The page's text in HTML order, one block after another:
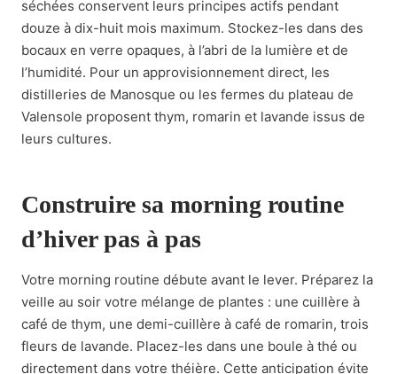
séchées conservent leurs principes actifs pendant
douze à dix-huit mois maximum. Stockez-les dans des
bocaux en verre opaques, à l’abri de la lumière et de
l’humidité. Pour un approvisionnement direct, les
distilleries de Manosque ou les fermes du plateau de
Valensole proposent thym, romarin et lavande issus de
leurs cultures.
Construire sa morning routine
d’hiver pas à pas
Votre morning routine débute avant le lever. Préparez la
veille au soir votre mélange de plantes : une cuillère à
café de thym, une demi-cuillère à café de romarin, trois
fleurs de lavande. Placez-les dans une boule à thé ou
directement dans votre théière. Cette anticipation évite